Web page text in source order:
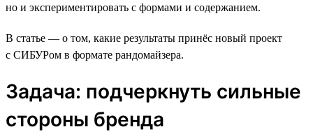
но и экспериментировать с формами и содержанием.
В статье — о том, какие результаты принёс новый проект
с СИБУРом в формате рандомайзера.
Задача: подчеркнуть сильные
стороны бренда